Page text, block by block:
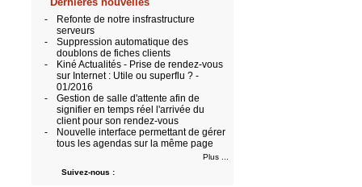
-
Refonte de notre insfrastructure
serveurs
-
Suppression automatique des
doublons de fiches clients
-
Kiné Actualités - Prise de rendez-vous
sur Internet : Utile ou superflu ? -
01/2016
-
Gestion de salle d'attente afin de
signifier en temps réel l'arrivée du
client pour son rendez-vous
-
Nouvelle interface permettant de gérer
tous les agendas sur la même page
Plus ...
Suivez-nous :